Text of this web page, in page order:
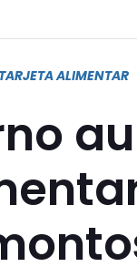
TARJETA ALIMENTAR